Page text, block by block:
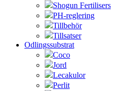
Shogun Fertilisers
PH-reglering
Tillbehör
Tillsatser
Odlingssubstrat
Coco
Jord
Lecakulor
Perlit